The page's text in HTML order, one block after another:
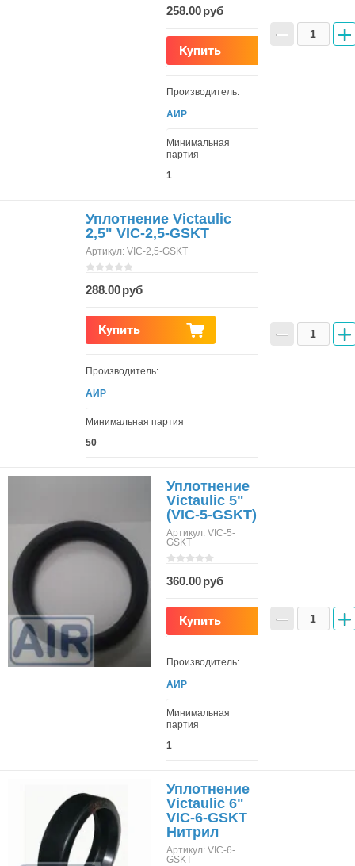
258.00
Купить
Производитель:
АИР
Минимальная
партия
1
− +
Уплотнение Victaulic
2,5" VIC-2,5-GSKT
Артикул: VIC-2,5-GSKT
288.00
Купить
Производитель:
АИР
Минимальная партия
50
− +
Уплотнение
Victaulic 5"
(VIC-5-GSKT)
Артикул: VIC-5-
GSKT
360.00
Купить
Производитель:
АИР
Минимальная
партия
1
− +
Уплотнение
Victaulic 6"
VIC-6-GSKT
Нитрил
Артикул: VIC-6-
GSKT